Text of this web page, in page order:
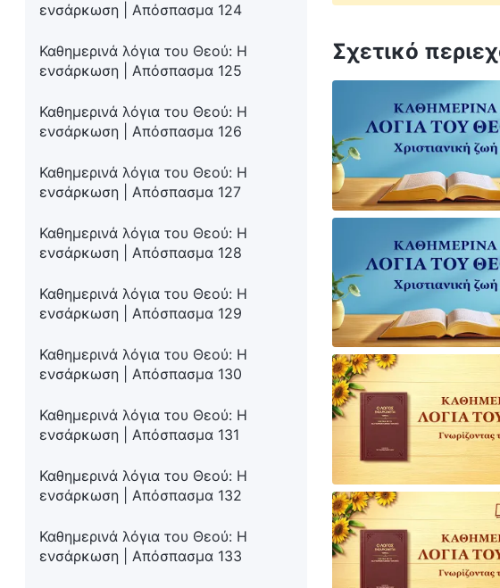
ενσάρκωση | Απόσπασμα 124
Καθημερινά λόγια του Θεού: Η
ενσάρκωση | Απόσπασμα 125
Καθημερινά λόγια του Θεού: Η
ενσάρκωση | Απόσπασμα 126
Καθημερινά λόγια του Θεού: Η
ενσάρκωση | Απόσπασμα 127
Καθημερινά λόγια του Θεού: Η
ενσάρκωση | Απόσπασμα 128
Καθημερινά λόγια του Θεού: Η
ενσάρκωση | Απόσπασμα 129
Καθημερινά λόγια του Θεού: Η
ενσάρκωση | Απόσπασμα 130
Καθημερινά λόγια του Θεού: Η
ενσάρκωση | Απόσπασμα 131
Καθημερινά λόγια του Θεού: Η
ενσάρκωση | Απόσπασμα 132
Καθημερινά λόγια του Θεού: Η
ενσάρκωση | Απόσπασμα 133
Σχετικό